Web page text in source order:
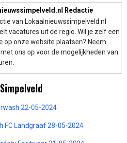
Redactie
van Lokaalnieuwssimpelveld.nl
vacatures uit de regio. Wil je zelf een
op onze website plaatsen? Neem
ons op voor de mogelijkheden van
22-05-2024
FC Landgraaf 28-05-2024